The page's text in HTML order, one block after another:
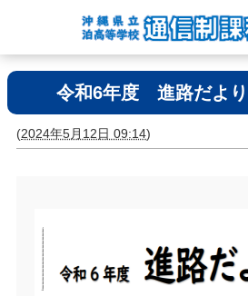
令和6年度 進路だより
(2024年5月12日 09:14)